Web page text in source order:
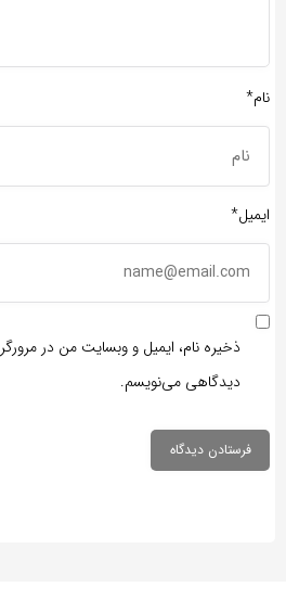
نام*
ایمیل*
ذخیره نام، ایمیل و وبسایت من در
دیدگاهی می‌نویسم.